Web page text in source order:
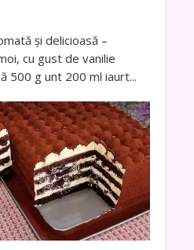
și delicioasă –
cu gust de vanilie
500 g unt 200 ml iaurt...